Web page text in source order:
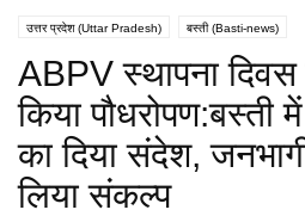
उत्तर प्रदेश (Uttar Pradesh) बस्ती (Basti-news)
यूपी लेटेस्ट न्यूज हिन्दी (UP latest news hindi)
ABPV स्थापना
किया पौधरोपण:बस्ती
का दिया संदेश,
लिया संकल्प